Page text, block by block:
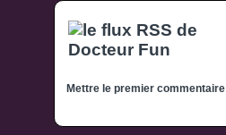
Mettre le premier commentaire